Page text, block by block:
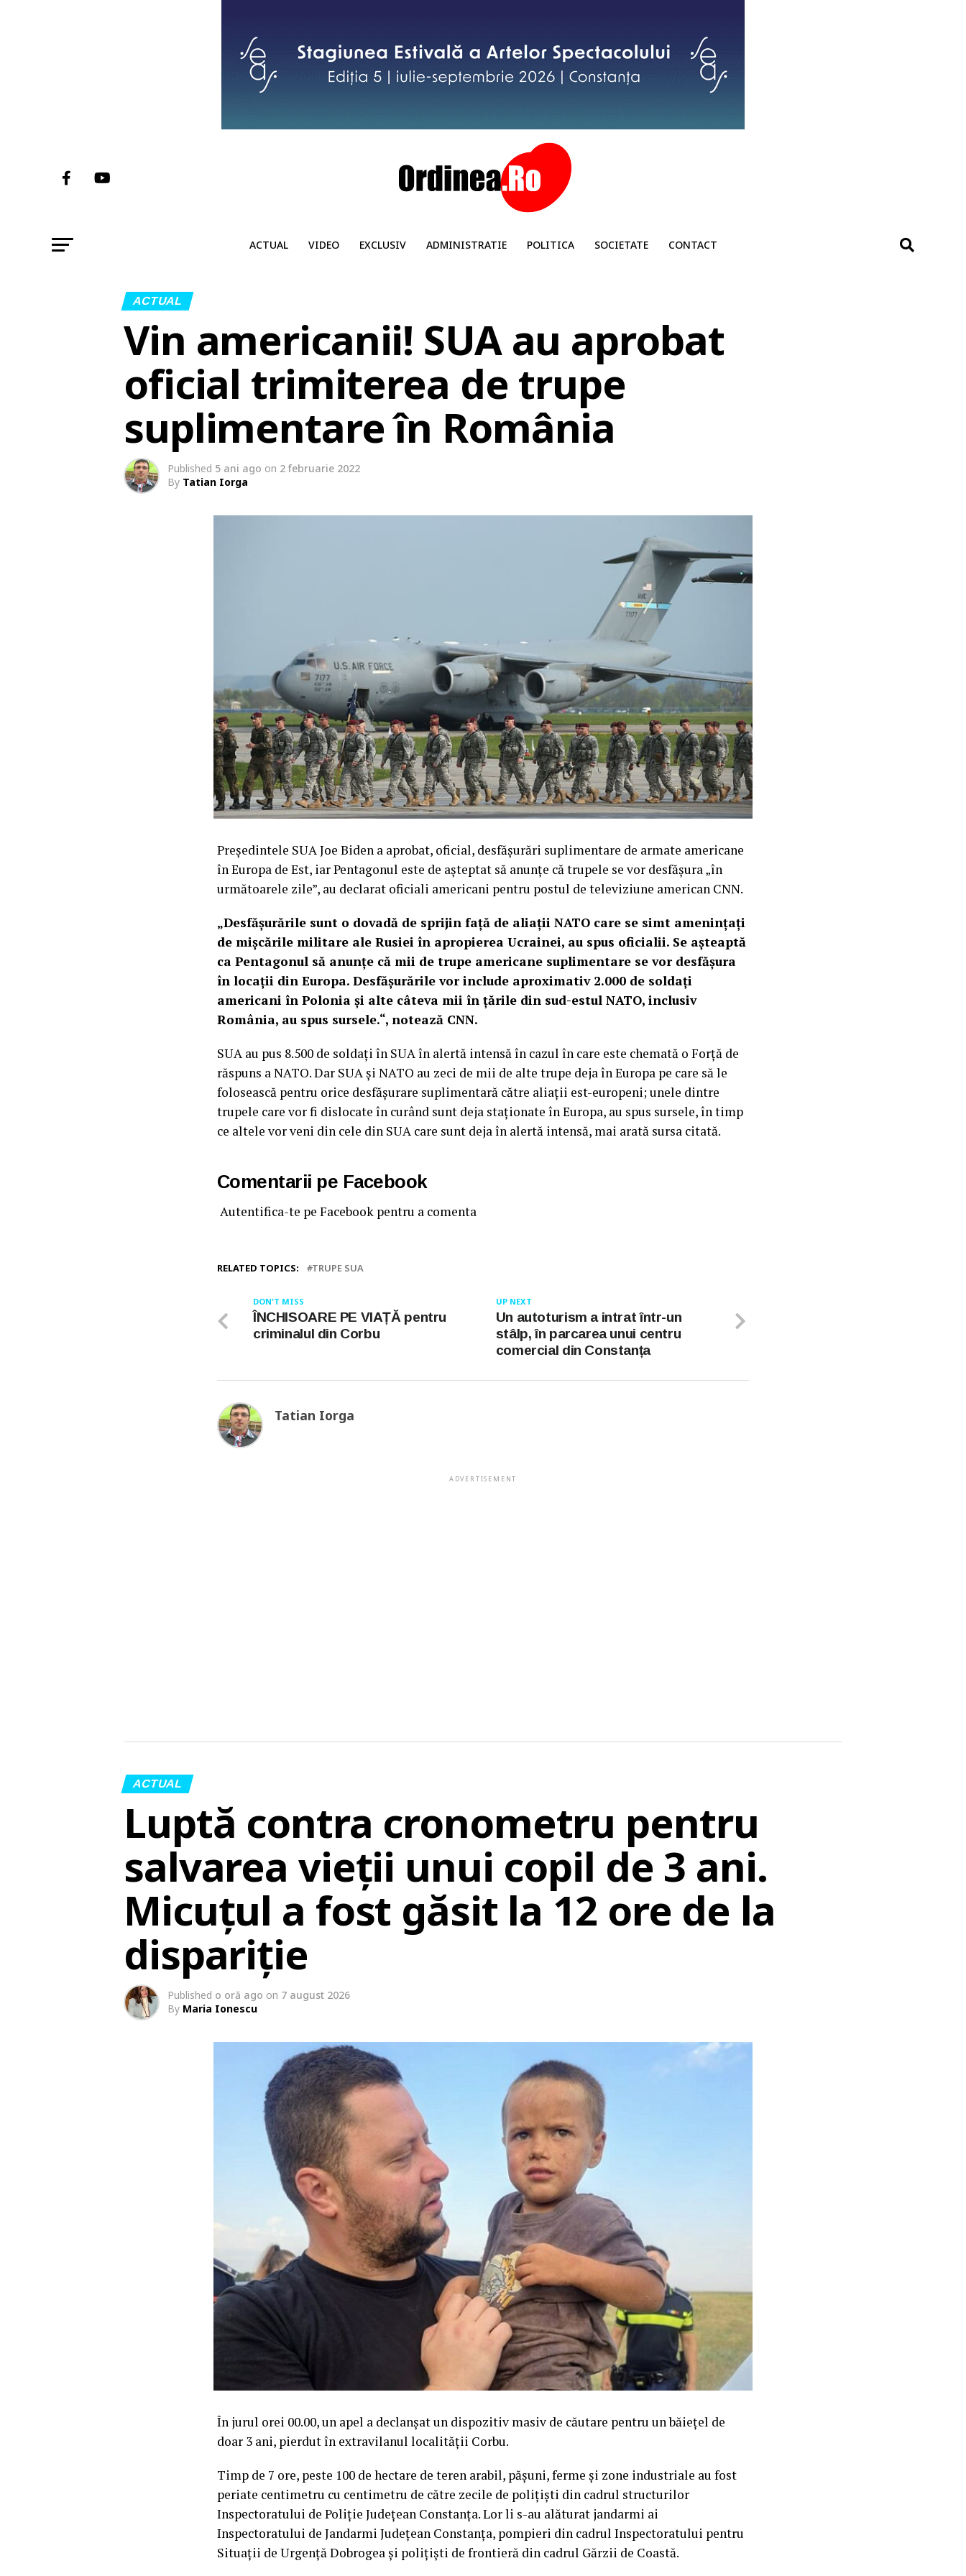
ACTUAL VIDEO EXCLUSIV ADMINISTRATIE POLITICA SOCIETATE CONTACT
ACTUAL
Vin americanii! SUA au aprobat
oficial trimiterea de trupe
suplimentare în România
Published 5 ani ago on 2 februarie 2022
By Tatian Iorga
Președintele SUA Joe Biden a aprobat, oficial, desfășurări suplimentare de armate americane
în Europa de Est, iar Pentagonul este de așteptat să anunțe că trupele se vor desfășura „în
următoarele zile”, au declarat oficiali americani pentru postul de televiziune american CNN.
„Desfășurările sunt o dovadă de sprijin față de aliații NATO care se simt amenințați
de mișcările militare ale Rusiei în apropierea Ucrainei, au spus oficialii. Se așteaptă
ca Pentagonul să anunțe că mii de trupe americane suplimentare se vor desfășura
în locații din Europa. Desfășurările vor include aproximativ 2.000 de soldați
americani în Polonia și alte câteva mii în țările din sud-estul NATO, inclusiv
România, au spus sursele.“, notează CNN.
SUA au pus 8.500 de soldați în SUA în alertă intensă în cazul în care este chemată o Forță de
răspuns a NATO. Dar SUA și NATO au zeci de mii de alte trupe deja în Europa pe care să le
folosească pentru orice desfășurare suplimentară către aliații est-europeni; unele dintre
trupele care vor fi dislocate în curând sunt deja staționate în Europa, au spus sursele, în timp
ce altele vor veni din cele din SUA care sunt deja în alertă intensă, mai arată sursa citată.
Comentarii pe Facebook
Autentifica-te pe Facebook pentru a comenta
RELATED TOPICS: TRUPE SUA
UP NEXT
Un autoturism a intrat într-un
stâlp, în parcarea unui centru
comercial din Constanța
DON'T MISS
ÎNCHISOARE PE VIAȚĂ pentru
criminalul din Corbu
Tatian Iorga
ADVERTISEMENT
ACTUAL
Luptă contra cronometru pentru
salvarea vieții unui copil de 3 ani.
Micuțul a fost găsit la 12 ore de la
dispariție
Published o oră ago on 7 august 2026
By Maria Ionescu
În jurul orei 00.00, un apel a declanșat un dispozitiv masiv de căutare pentru un băiețel de
doar 3 ani, pierdut în extravilanul localității Corbu.
Timp de 7 ore, peste 100 de hectare de teren arabil, pășuni, ferme și zone industriale au fost
periate centimetru cu centimetru de către zecile de polițiști din cadrul structurilor
Inspectoratului de Poliție Județean Constanța. Lor li s-au alăturat jandarmi ai
Inspectoratului de Jandarmi Județean Constanța, pompieri din cadrul Inspectoratului pentru
Situații de Urgență Dobrogea și polițiști de frontieră din cadrul Gărzii de Coastă.